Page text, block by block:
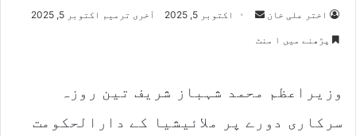
اختر علی خان
a
e
اکتوبر 5, 2025 آخری ترمیم اکتوبر 5, 2025
پڑھنے میں ۱ منٹ
وزیراعظم محمد شہباز شریف تین روزہ
سرکاری دورے پر ملائیشیا کے دارالحکومت